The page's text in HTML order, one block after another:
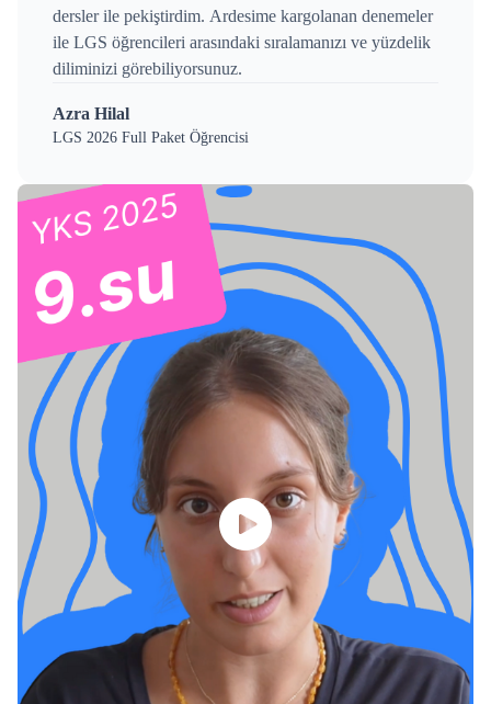
dersler ile pekiştirdim. Ardesime kargolanan denemeler
ile LGS öğrencileri arasındaki sıralamanızı ve yüzdelik
diliminizi görebiliyorsunuz.
Azra Hilal
LGS 2026 Full Paket Öğrencisi